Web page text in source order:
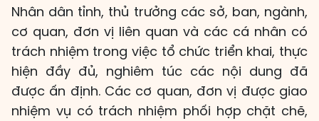
Nhân dân tỉnh, thủ trưởng các sở, ban, ngành,
cơ quan, đơn vị liên quan và các cá nhân có
trách nhiệm trong việc tổ chức triển khai, thực
hiện đầy đủ, nghiêm túc các nội dung đã
được ấn định. Các cơ quan, đơn vị được giao
nhiệm vụ có trách nhiệm phối hợp chặt chẽ,